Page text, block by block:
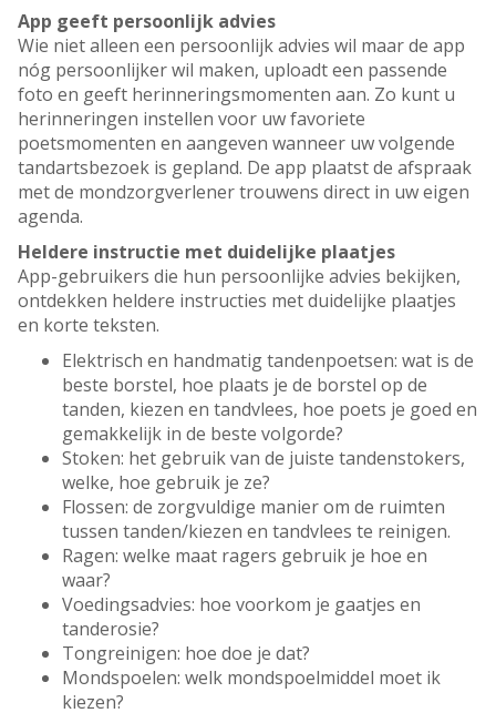
App geeft persoonlijk advies
Wie niet alleen een persoonlijk advies wil maar de app
nóg persoonlijker wil maken, uploadt een passende
foto en geeft herinneringsmomenten aan. Zo kunt u
herinneringen instellen voor uw favoriete
poetsmomenten en aangeven wanneer uw volgende
tandartsbezoek is gepland. De app plaatst de afspraak
met de mondzorgverlener trouwens direct in uw eigen
agenda.
Heldere instructie met duidelijke plaatjes
App-gebruikers die hun persoonlijke advies bekijken,
ontdekken heldere instructies met duidelijke plaatjes
en korte teksten.
Elektrisch en handmatig tandenpoetsen: wat is de
beste borstel, hoe plaats je de borstel op de
tanden, kiezen en tandvlees, hoe poets je goed en
gemakkelijk in de beste volgorde?
Stoken: het gebruik van de juiste tandenstokers,
welke, hoe gebruik je ze?
Flossen: de zorgvuldige manier om de ruimten
tussen tanden/kiezen en tandvlees te reinigen.
Ragen: welke maat ragers gebruik je hoe en
waar?
Voedingsadvies: hoe voorkom je gaatjes en
tanderosie?
Tongreinigen: hoe doe je dat?
Mondspoelen: welk mondspoelmiddel moet ik
kiezen?